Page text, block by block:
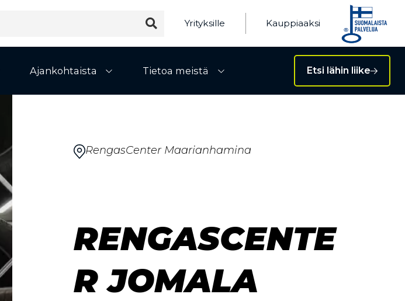
Yrityksille Kauppiaaksi
Avaa alivalikko
Ajankohtaista
Avaa alivalikko
Tietoa meistä Etsi lähin liike
RengasCenter Maarianhamina
RENGASCENTE
R JOMALA